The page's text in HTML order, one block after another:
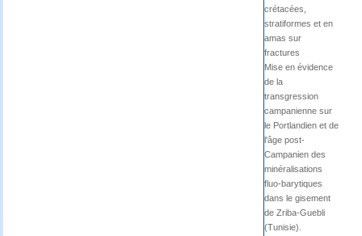
crétacées,
stratiformes et en
amas sur
fractures
Mise en évidence
de la
transgression
campanienne sur
le Portlandien et de
l'âge post-
Campanien des
minéralisations
fluo-barytiques
dans le gisement
de Zriba-Guebli
(Tunisie).